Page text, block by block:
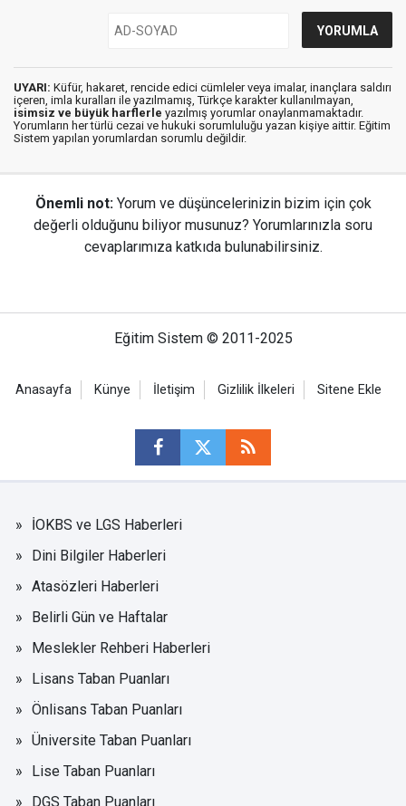
UYARI: Küfür, hakaret, rencide edici cümleler veya imalar, inançlara saldırı
içeren, imla kuralları ile yazılmamış, Türkçe karakter kullanılmayan,
isimsiz ve büyük harflerle yazılmış yorumlar onaylanmamaktadır.
Yorumların her türlü cezai ve hukuki sorumluluğu yazan kişiye aittir. Eğitim
Sistem yapılan yorumlardan sorumlu değildir.
Önemli not: Yorum ve düşüncelerinizin bizim için çok
değerli olduğunu biliyor musunuz? Yorumlarınızla soru
cevaplarımıza katkıda bulunabilirsiniz.
Eğitim Sistem © 2011-2025
Anasayfa Künye İletişim Gizlilik İlkeleri Sitene Ekle
İOKBS ve LGS Haberleri
Dini Bilgiler Haberleri
Atasözleri Haberleri
Belirli Gün ve Haftalar
Meslekler Rehberi Haberleri
Lisans Taban Puanları
Önlisans Taban Puanları
Üniversite Taban Puanları
Lise Taban Puanları
DGS Taban Puanları